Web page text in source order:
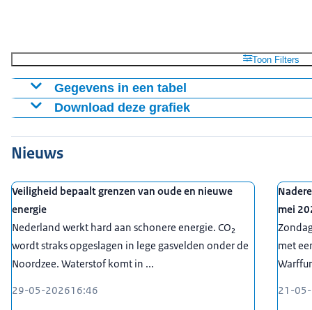
Toon Filters
Gegevens in een tabel
M 3,0-3,5M 2,5-3,0
Download deze grafiek
Download CSV-bestand
Nieuws
Veiligheid bepaalt grenzen van oude en nieuwe
energie
Nederland werkt hard aan schonere energie. CO₂
wordt straks opgeslagen in lege gasvelden onder de
Noordzee. Waterstof komt in ...
29-05-202616:46
mei
met
21-